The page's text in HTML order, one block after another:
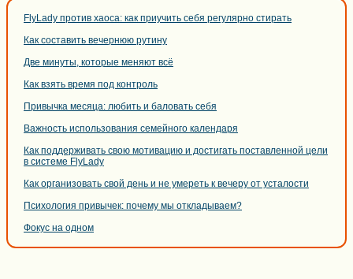
FlyLady против хаоса: как приучить себя регулярно стирать
Как составить вечернюю рутину
Две минуты, которые меняют всё
Как взять время под контроль
Привычка месяца: любить и баловать себя
Важность использования семейного календаря
Как поддерживать свою мотивацию и достигать поставленной цели
в системе FlyLady
Как организовать свой день и не умереть к вечеру от усталости
Психология привычек: почему мы откладываем?
Фокус на одном